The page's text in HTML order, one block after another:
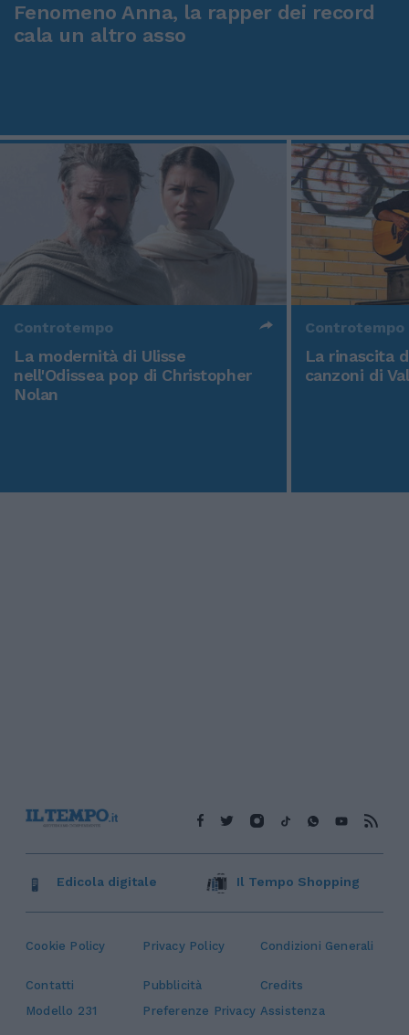
Fenomeno Anna, la rapper dei record
cala un altro asso
Controtempo
La modernità di Ulisse
nell'Odissea pop di Christopher
Nolan
Controtempo
La rinascita
canzoni di
Cookie Policy Privacy Policy Condizioni Generali
Contatti Pubblicità
Credits
Modello 231
Preferenze Privacy Assistenza
Edicola digitale Il Tempo Shopping